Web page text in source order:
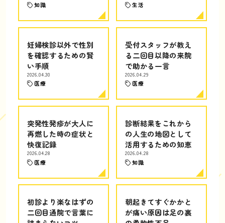
知識 生活
妊婦検診以外で性別
を確認するための賢
い手順
2026.04.30
医療
受付スタッフが教え
る二回目以降の来院
で助かる一言
2026.04.29
医療
突発性発疹が大人に
再燃した時の症状と
快復記録
2026.04.28
医療
診断結果をこれから
の人生の地図として
活用するための知恵
2026.04.28
知識
初診より楽なはずの
二回目通院で言葉に
朝起きてすぐかかと
が痛い原因は足の裏